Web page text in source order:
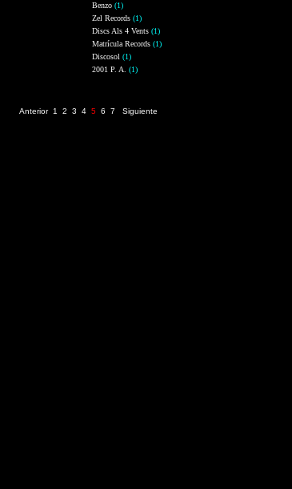
Benzo (1)
Zel Records (1)
Discs Als 4 Vents (1)
Matrícula Records (1)
Discosol (1)
2001 P. A. (1)
Anterior
1 2 3 4 5 6 7 Siguiente